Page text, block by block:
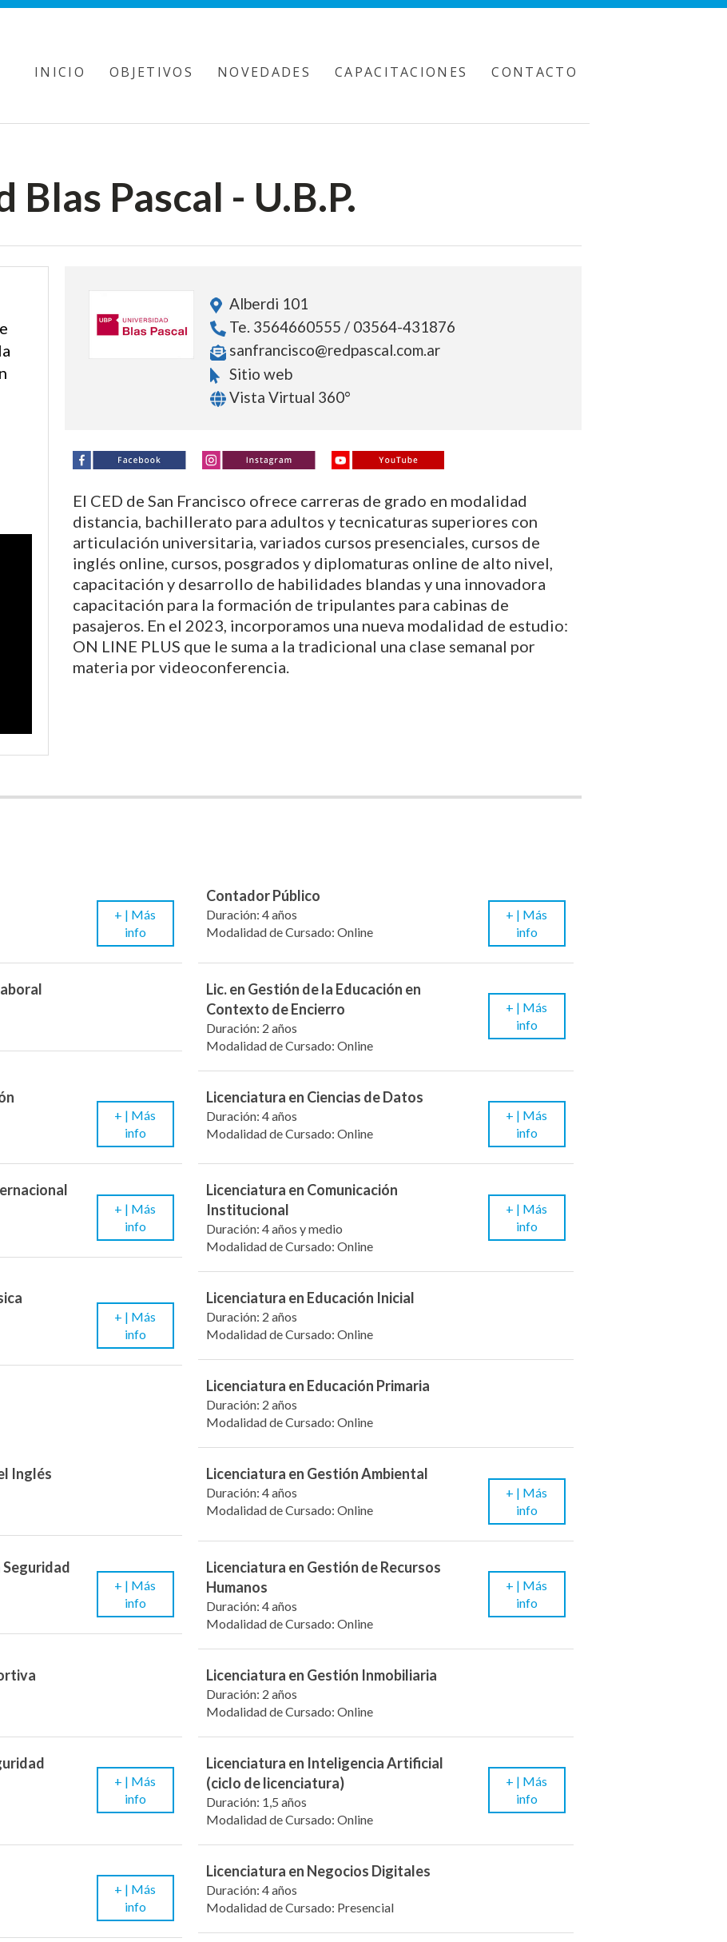
INICIO OBJETIVOS NOVEDADES CAPACITACIONES CONTACTO
Pascal - U.B.P.
Alberdi 101
Te. 3564660555 / 03564-431876
sanfrancisco@redpascal.com.ar
Sitio web
Vista Virtual 360°
El CED de San Francisco ofrece carreras de grado en modalidad
distancia, bachillerato para adultos y tecnicaturas superiores con
articulación universitaria, variados cursos presenciales, cursos de
inglés online, cursos, posgrados y diplomaturas online de alto nivel,
capacitación y desarrollo de habilidades blandas y una innovadora
capacitación para la formación de tripulantes para cabinas de
pasajeros. En el 2023, incorporamos una nueva modalidad de estudio:
ON LINE PLUS que le suma a la tradicional una clase semanal por
materia por videoconferencia.
+ | Más
info
Contador Público
Duración: 4 años
Modalidad de Cursado: Online
+ | Más
info
Lic. en Gestión de la Educación en
Contexto de Encierro
Duración: 2 años
Modalidad de Cursado: Online
+ | Más
info
+ | Más
info
Licenciatura en Ciencias de Datos
Duración: 4 años
Modalidad de Cursado: Online
+ | Más
info
+ | Más
info
Licenciatura en Comunicación
Institucional
Duración: 4 años y medio
Modalidad de Cursado: Online
+ | Más
info
+ | Más
info
Licenciatura en Educación Inicial
Duración: 2 años
Modalidad de Cursado: Online
Licenciatura en Educación Primaria
Duración: 2 años
Modalidad de Cursado: Online
Inglés Licenciatura en Gestión Ambiental
Duración: 4 años
Modalidad de Cursado: Online
+ | Más
info
Seguridad
+ | Más
info
Licenciatura en Gestión de Recursos
Humanos
Duración: 4 años
Modalidad de Cursado: Online
+ | Más
info
Licenciatura en Gestión Inmobiliaria
Duración: 2 años
Modalidad de Cursado: Online
+ | Más
info
Licenciatura en Inteligencia Artificial
(ciclo de licenciatura)
Duración: 1,5 años
Modalidad de Cursado: Online
+ | Más
info
+ | Más
info
Licenciatura en Negocios Digitales
Duración: 4 años
Modalidad de Cursado: Presencial